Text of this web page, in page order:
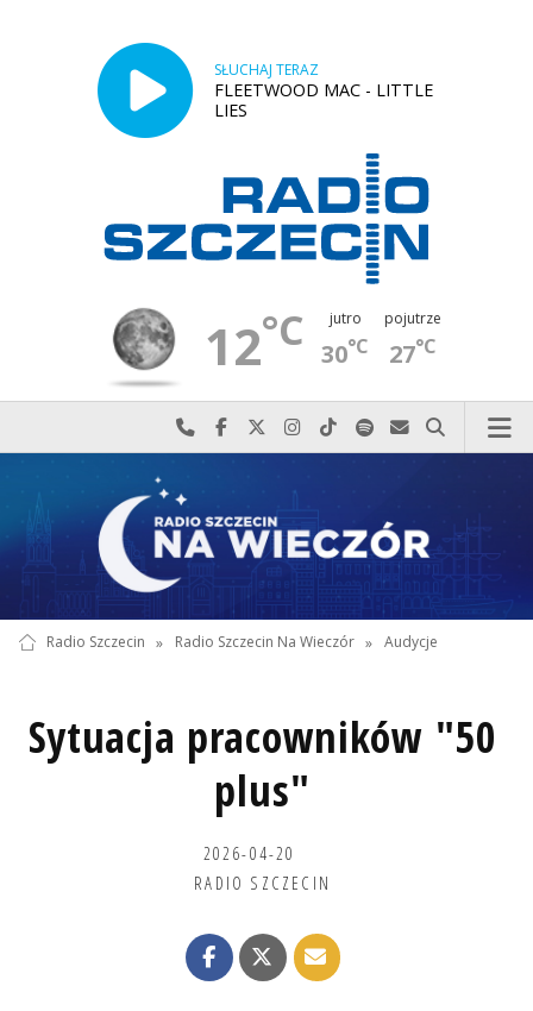
SŁUCHAJ TERAZ
FLEETWOOD MAC - LITTLE
LIES
12°C jutro
30°C
pojutrze
27°C
Najlepiej po prostu do nas zadzwoń
Odwiedź nas na Facebook-u
Odwiedź nas na X
Odwiedź nas na Instagram-ie
Odwiedź nas na TikTok-u
Szukaj nas na Spotify
Wyślij do nas
Szukaj
Radio Szczecin » Radio Szczecin Na Wieczór » Audycje
Sytuacja pracowników "50
plus"
2026-04-20
RADIO SZCZECIN